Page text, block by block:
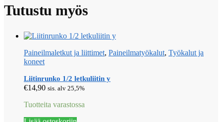
Tutustu myös
Paineilmaletkut ja liittimet, Paineilmatyökalut, Työkalut ja
koneet
Liitinrunko 1/2 letkuliitin y
€14,90 sis. alv 25,5%
Tuotteita varastossa